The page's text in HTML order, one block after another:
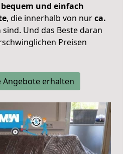
und einfach
, die innerhalb von nurca.
sind. Und das Beste daran
Preisen
Angebote erhalten